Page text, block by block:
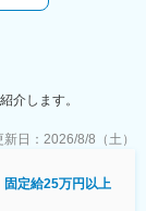
training/
たトレーニング
で、未経験の方
応じて参加可能
半休制度もあるた
介します。
新日： 2026/8/8（土）
固定給25万円以上